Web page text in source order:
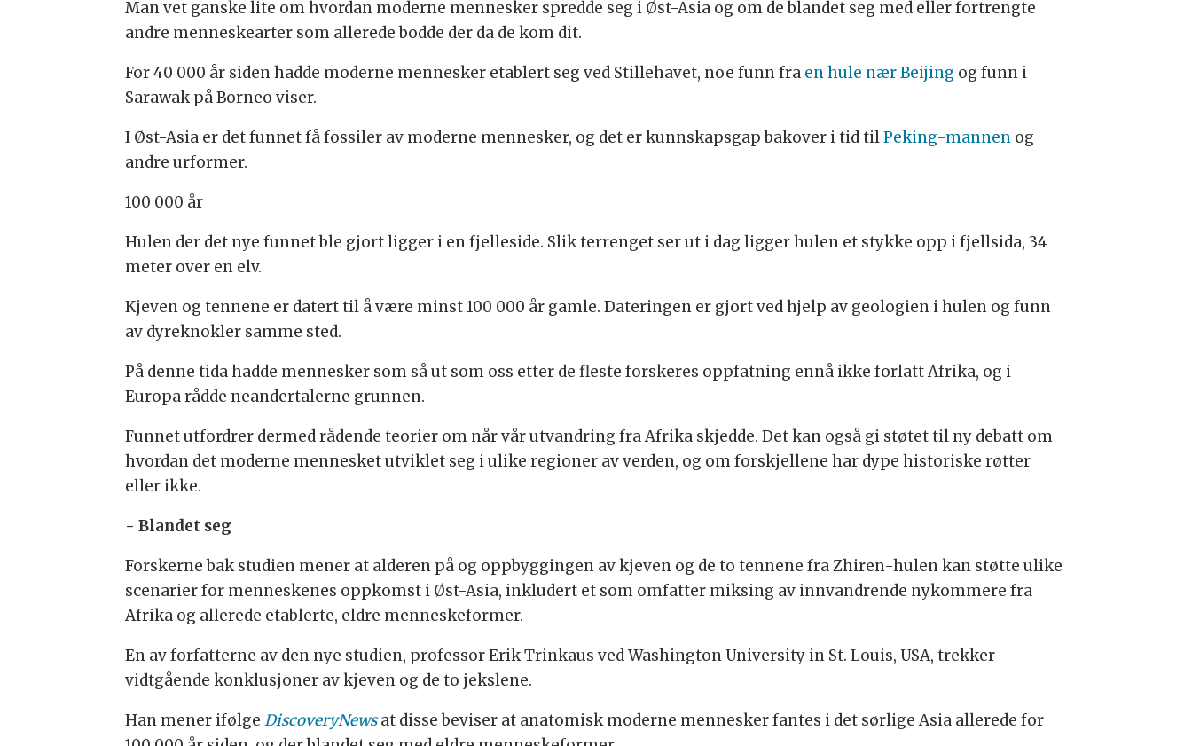
Man vet ganske lite om hvordan moderne mennesker spredde seg i Øst-Asia og om de blandet seg med eller fortrengte
andre menneskearter som allerede bodde der da de kom dit.
For 40 000 år siden hadde moderne mennesker etablert seg ved Stillehavet, noe funn fra en hule nær Beijing og funn i
Sarawak på Borneo viser.
I Øst-Asia er det funnet få fossiler av moderne mennesker, og det er kunnskapsgap bakover i tid tilPeking-mannenog
andre urformer.
100 000 år
Hulen der det nye funnet ble gjort ligger i en fjelleside. Slik terrenget ser ut i dag ligger hulen et stykke opp i fjellsida, 34
meter over en elv.
Kjeven og tennene er datert til å være minst 100 000 år gamle. Dateringen er gjort ved hjelp av geologien i hulen og funn
av dyreknokler samme sted.
På denne tida hadde mennesker som så ut som oss etter de fleste forskeres oppfatning ennå ikke forlatt Afrika, og i
Europa rådde neandertalerne grunnen.
Funnet utfordrer dermed rådende teorier om når vår utvandring fra Afrika skjedde. Det kan også gi støtet til ny debatt om
hvordan det moderne mennesket utviklet seg i ulike regioner av verden, og om forskjellene har dype historiske røtter
eller ikke.
- Blandet seg
Forskerne bak studien mener at alderen på og oppbyggingen av kjeven og de to tennene fra Zhiren-hulen kan støtte ulike
scenarier for menneskenes oppkomst i Øst-Asia, inkludert et som omfatter miksing av innvandrende nykommere fra
Afrika og allerede etablerte, eldre menneskeformer.
En av forfatterne av den nye studien, professor Erik Trinkaus ved Washington University in St. Louis, USA, trekker
vidtgående konklusjoner av kjeven og de to jekslene.
Han mener ifølge DiscoveryNews at disse beviser at anatomisk moderne mennesker fantes i det sørlige Asia allerede for